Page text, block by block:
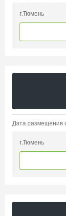
г.Тюмень
Дата размещения
г.Тюмень